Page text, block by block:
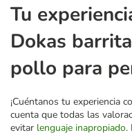
Tu
Dokas
pollo para
¡Cuéntanos tu experiencia
cuenta que todas las
evitar lenguaje inapropiado.